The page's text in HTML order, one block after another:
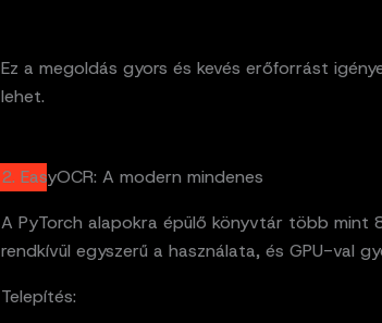
Ez a megoldás gyors és kevés erőforrást
lehet.
2. EasyOCR: A modern mindenes
A PyTorch alapokra épülő könyvtár több mint
rendkívül egyszerű a használata, és GPU-val
Telepítés: